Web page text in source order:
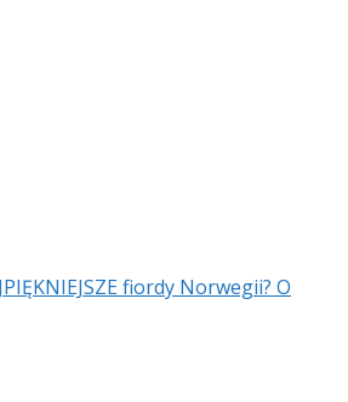
fiordy Norwegii? O